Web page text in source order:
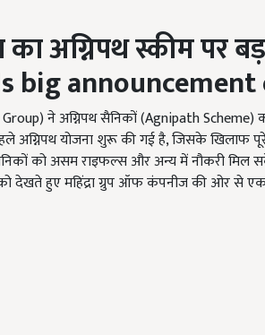
का अग्निपथ स्कीम पर
big
Group) ने अग्निपथ सैनिकों (Agnipath
अग्निपथ योजना शुरू की गई है, जिसके खिलाफ पूरे
को असम राइफल्स और अन्य में नौकरी
देखते हुए महिंद्रा ग्रुप ऑफ कंपनीज की ओर से